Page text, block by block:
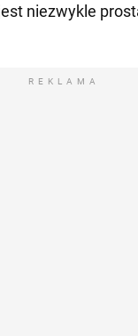
niezwykle
REKLAMA